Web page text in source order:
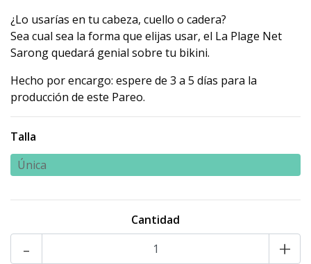
¿Lo usarías en tu cabeza, cuello o cadera?
Sea cual sea la forma que elijas usar, el La Plage Net
Sarong quedará genial sobre tu bikini.
Hecho por encargo: espere de 3 a 5 días para la
producción de este Pareo.
Talla
Única
Cantidad
- +